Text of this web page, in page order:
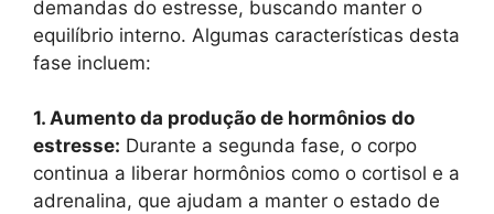
demandas do estresse, buscando manter o
equilíbrio interno. Algumas características desta
fase incluem:
1. Aumento da produção de hormônios do
estresse: Durante a segunda fase, o corpo
continua a liberar hormônios como o cortisol e a
adrenalina, que ajudam a manter o estado de